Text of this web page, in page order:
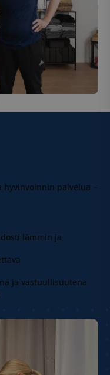
hyvinvoinnin palvelua –
lämmin ja
ja vastuullisuutena